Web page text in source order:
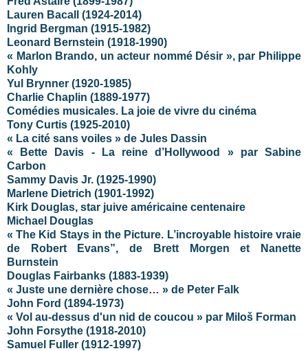
Lauren Bacall (1924-2014)
Ingrid Bergman (1915-1982)
Leonard Bernstein (1918-1990)
« Marlon Brando, un acteur nommé Désir », par Philippe
Kohly
Yul Brynner (1920-1985)
Charlie Chaplin (1889-1977)
Comédies musicales. La joie de vivre du cinéma
Tony Curtis (1925-2010)
« La cité sans voiles » de Jules Dassin
« Bette Davis - La reine d’Hollywood » par Sabine
Carbon
Sammy Davis Jr. (1925-1990)
Marlene Dietrich (1901-1992)
Kirk Douglas, star juive américaine centenaire
Michael Douglas
« The Kid Stays in the Picture. L’incroyable histoire vraie
de Robert Evans”, de Brett Morgen et Nanette
Burnstein
Douglas Fairbanks (1883-1939)
« Juste une dernière chose… » de Peter Falk
John Ford (1894-1973)
« Vol au-dessus d'un nid de coucou » par Miloš Forman
John Forsythe (1918-2010)
Samuel Fuller (1912-1997)